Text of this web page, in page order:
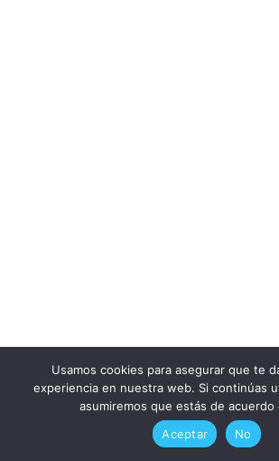
Usamos cookies para asegurar que te
experiencia en nuestra web. Si continúas
asumiremos que estás de acuerdo
Aceptar
No